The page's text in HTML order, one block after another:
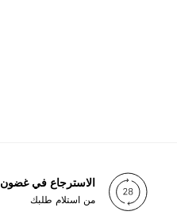
الاسترجاع في غضون 28 يومًا
من استلام طلبك